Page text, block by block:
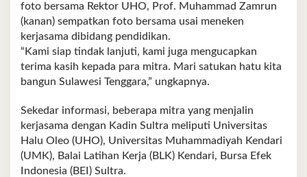
foto bersama Rektor UHO, Prof. Muhammad Zamrun
(kanan) sempatkan foto bersama usai meneken
kerjasama dibidang pendidikan.
“Kami siap tindak lanjuti, kami juga mengucapkan
terima kasih kepada para mitra. Mari satukan hatu kita
bangun Sulawesi Tenggara,” ungkapnya.
Sekedar informasi, beberapa mitra yang menjalin
kerjasama dengan Kadin Sultra meliputi Universitas
Halu Oleo (UHO), Universitas Muhammadiyah Kendari
(UMK), Balai Latihan Kerja (BLK) Kendari, Bursa Efek
Indonesia (BEI) Sultra.